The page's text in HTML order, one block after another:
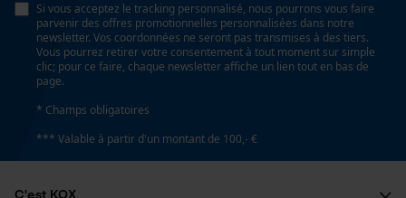
Type de poche
poches à fermeture éclair, poches latérales, poches
frontales, poches avant
Confort
Si vous acceptez le tracking personnalisé, nous pourrons vous faire
parvenir des offres promotionnelles personnalisées dans notre
newsletter. Vos coordonnées ne seront pas transmises à des tiers.
Vous pourrez retirer votre consentement à tout moment sur simple
clic; pour ce faire, chaque newsletter affiche un lien tout en bas de
page.
* Champs obligatoires
*** Valable à partir d'un montant de 100,- €
C'est KOX
Géo-IP et détection des
utilisateurs
Vidéos YouTube
Prise de contact par chat